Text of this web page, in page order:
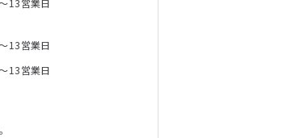
13営業日
13営業日
13営業日